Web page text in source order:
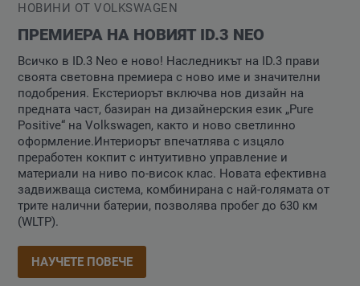
НОВИНИ ОТ VOLKSWAGEN
ПРЕМИЕРА НА НОВИЯТ ID.3 NEO
Всичко в ID.3 Neo е ново! Наследникът на ID.3 прави
своята световна премиера с ново име и значителни
подобрения. Екстериорът включва нов дизайн на
предната част, базиран на дизайнерския език „Pure
Positive“ на Volkswagen, както и ново светлинно
оформление.Интериорът впечатлява с изцяло
преработен кокпит с интуитивно управление и
материали на ниво по-висок клас. Новата ефективна
задвижваща система, комбинирана с най-голямата от
трите налични батерии, позволява пробег до 630 км
(WLTP).
НАУЧЕТЕ ПОВЕЧЕ